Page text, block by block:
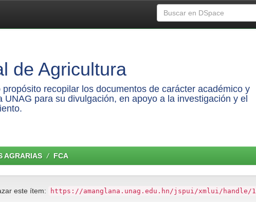
de Agricultura
recopilar los documentos de carácter académico y
para su divulgación, en apoyo a la investigación y el
AGRARIAS FCA
este ítem: https://amanglana.unag.edu.hn/jspui/xmlui/handle/